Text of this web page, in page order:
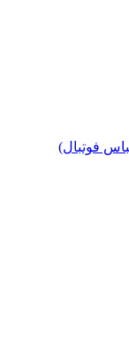
فوتبال)